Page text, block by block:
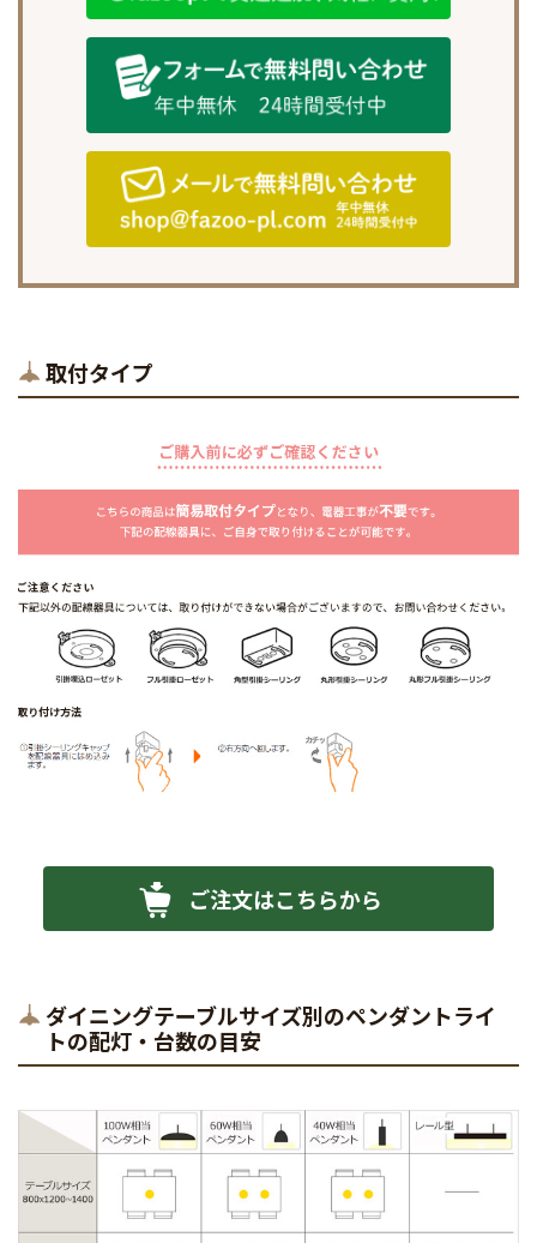
取付タイプ
ご注文はこちらから
ダイニングテーブルサイズ別のペンダントライ
トの配灯・台数の目安